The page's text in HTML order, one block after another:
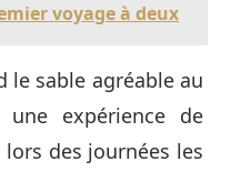
voyage à deux
le sable agréable au
expérience de
des journées les